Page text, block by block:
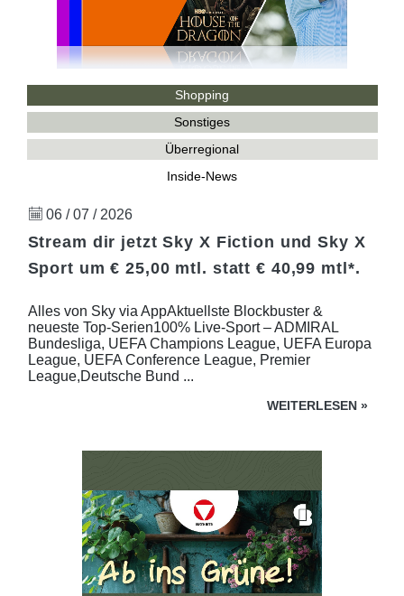
Shopping
Sonstiges
Überregional
Inside-News
06 / 07 / 2026
Stream dir jetzt Sky X Fiction und Sky X
Sport um € 25,00 mtl. statt € 40,99 mtl*.
Alles von Sky via AppAktuellste Blockbuster &
neueste Top-Serien100% Live-Sport – ADMIRAL
Bundesliga, UEFA Champions League, UEFA Europa
League, UEFA Conference League, Premier
League,Deutsche Bund ...
WEITERLESEN »